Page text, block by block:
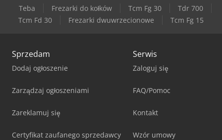
Teba Frezarki do kołków Tcm Fg 30
Tdr 700
Tcm Fd 30
Frezarki dwuwrzecionowe Tcm Fg 15
Sprzedam
Dodaj ogłoszenie
Zarządzaj ogłoszeniami
Zareklamuj się
Certyfikat zaufanego sprzedawcy
Serwis
Zaloguj się
FAQ/Pomoc
Kontakt
Wzór umowy